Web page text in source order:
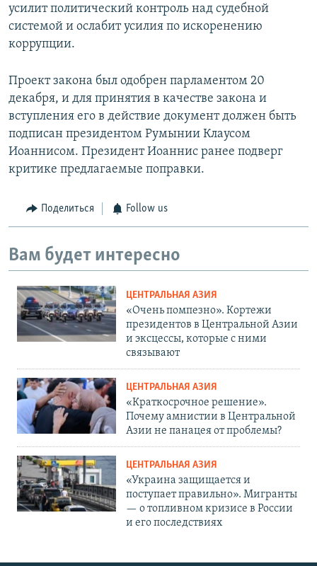
усилит политический контроль над судебной
системой и ослабит усилия по искоренению
коррупции.
Проект закона был одобрен парламентом 20
декабря, и для принятия в качестве закона и
вступления его в действие документ должен быть
подписан президентом Румынии Клаусом
Иоаннисом. Президент Иоаннис ранее подверг
критике предлагаемые поправки.
Поделиться Follow us
Вам будет интересно
ЦЕНТРАЛЬНАЯ АЗИЯ
«Очень помпезно». Кортежи
президентов в Центральной Азии
и эксцессы, которые с ними
связывают
ЦЕНТРАЛЬНАЯ АЗИЯ
«Краткосрочное решение».
Почему амнистии в Центральной
Азии не панацея от проблемы?
ЦЕНТРАЛЬНАЯ АЗИЯ
«Украина защищается и
поступает правильно». Мигранты
— о топливном кризисе в России
и его последствиях